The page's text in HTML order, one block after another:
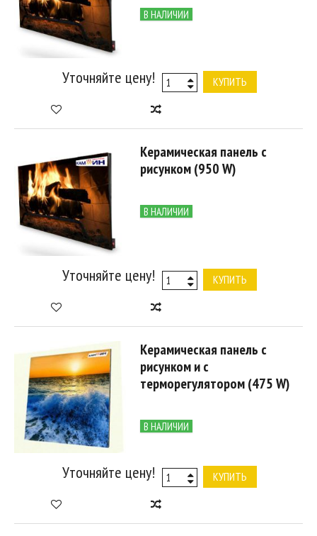
В НАЛИЧИИ
Уточняйте цену! КУПИТЬ
Керамическая панель с
рисунком (950 W)
В НАЛИЧИИ
Уточняйте цену! КУПИТЬ
Керамическая панель с
рисунком и с
терморегулятором (475 W)
В НАЛИЧИИ
Уточняйте цену! КУПИТЬ